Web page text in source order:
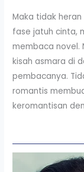
Maka tidak
fase jatuh cinta,
membaca novel.
kisah asmara di
pembacanya.
romantis
keromantisan